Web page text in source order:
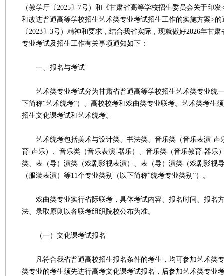
（教学厅〔2025〕7号）和《甘肃省高等学校招生委员会关于印
和改进普通高等学校招生艺术类专业考试招生工作的实施方案>
〔2023〕3号）精神和要求，结合我省实际，现就做好2026年甘
专业考试及招生工作有关事项通知如下：
一、报名与考试
艺术类专业考试分为甘肃省普通高等学校招生艺术类专业统
下简称“艺术统考”）、高校校考和戏曲类专业联考。艺术类考生
招生文化课考试和艺术统考。
艺术统考包括美术与设计类、书法类、音乐类（音乐表演-声
育-声乐）、音乐类（音乐表演-器乐）、音乐类（音乐教育-器乐
类、表（导）演类（戏剧影视表演）、表（导）演类（戏剧影视
（服装表演）等11个专业类别（以下简称“统考专业类别”）。
戏曲类专业实行省际联考，具体考试内容、报名时间、报名
法、录取原则以各联考组织院校公布为准。
（一）文化课考试报名
凡符合我省普通高校招生报名条件的考生，均可参加艺术类
类专业的考生须先进行高考文化课考试报名，后参加艺术类专业